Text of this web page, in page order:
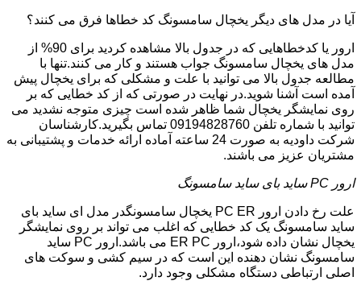
آیا در مدل های دیگر یخچال سامسونگ کد خطاها فرق می کنند؟
ارور یا کدخطاهایی که در جدول بالا مشاهده کردید برای 90% از
مدل های یخچال سامسونگ جواب هستند و کار می کنند.تنها با
مطالعه جدول بالا می توانید با علت و مشکلی که برای یخچال پیش
آمده است آشنا شوید.در نهایت در صورتی که از کد خطایی که بر
روی نمایشگر یخچال شما ظاهر شده است چیزی متوجه نشدید می
توانید با شماره تلفن 09194828760 تماس بگیرید.کارشناسان
شرکت داودیه به صورت 24 ساعته آماده ارائه خدمات و پشتیبانی به
مشتریان عزیز می باشند.
ارور PC ساید بای ساید سامسونگ
علت رخ دادن ارور PC ER یخچال سامسونگدر مدل ای ساید بای
ساید سامسونگ یک کد خطایی که اغلب می تواند بر روی نمایشگر
یخچال نشان داده شود،ارور ER PC می باشد.ارور PC ساید
سامسونگ نشان دهنده این است که در سیم کشی و سوکت های
اصلی ارتباطی دستگاه مشکلی وجود دارد.